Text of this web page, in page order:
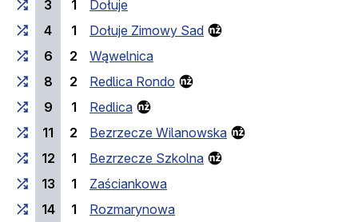
3
1
Dołuje
4
1
Dołuje Zimowy Sad
6
2
Wąwelnica
8
2
Redlica Rondo
9
1
Redlica
11
2
Bezrzecze Wilanowska
12
1
Bezrzecze Szkolna
13
1
Zaściankowa
14
1
Rozmarynowa